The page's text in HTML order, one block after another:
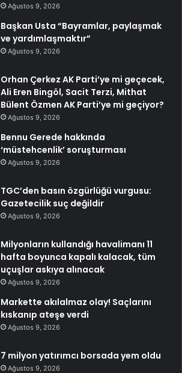
Ağustos 9, 2026
Başkan Usta “Bayramlar, paylaşmak
ve yardımlaşmaktır”
Ağustos 9, 2026
Orhan Çerkez AK Parti’ye mi geçecek,
Ali Eren Bingöl, Sacit Terzi, Mithat
Bülent Özmen AK Parti’ye mi geçiyor?
Ağustos 9, 2026
Bennu Gerede hakkında
‘müstehcenlik’ soruşturması
Ağustos 9, 2026
TGC’den basın özgürlüğü vurgusu:
Gazetecilik suç değildir
Ağustos 9, 2026
Milyonların kullandığı havalimanı 11
hafta boyunca kapalı kalacak, tüm
uçuşlar askıya alınacak
Ağustos 9, 2026
Markette akılalmaz olay! Saçlarını
kıskanıp ateşe verdi
Ağustos 9, 2026
7 milyon yatırımcı borsada yem oldu
Ağustos 9, 2026